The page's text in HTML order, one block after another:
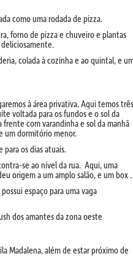
como uma rodada de pizza.
forno de pizza e chuveiro e plantas
colada à cozinha e ao quintal, e
à área privativa. Aqui temos três
voltada para os fundos e o sol da
com varandinha e sol da manhã
um dormitório menor.
os dias atuais.
se ao nível da rua. Aqui, uma
origem a um amplo salão, e um box .
espaço para uma vaga
dos amantes da zona oeste
Madalena, além de estar próximo de